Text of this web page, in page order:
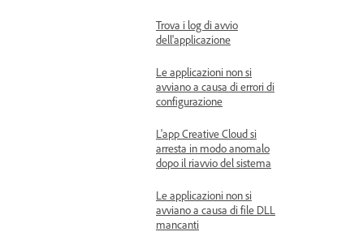
Trova i log di avvio
dell'applicazione
Le applicazioni non si
avviano a causa di errori di
configurazione
L'app Creative Cloud si
arresta in modo anomalo
dopo il riavvio del sistema
Le applicazioni non si
avviano a causa di file DLL
mancanti